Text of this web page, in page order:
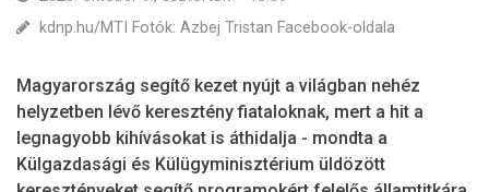
kdnp.hu/MTI Fotók: Azbej Tristan Facebook-oldala
Magyarország segítő kezet nyújt a világban nehéz
helyzetben lévő keresztény fiataloknak, mert a hit a
legnagyobb kihívásokat is áthidalja - mondta a
Külgazdasági és Külügyminisztérium üldözött